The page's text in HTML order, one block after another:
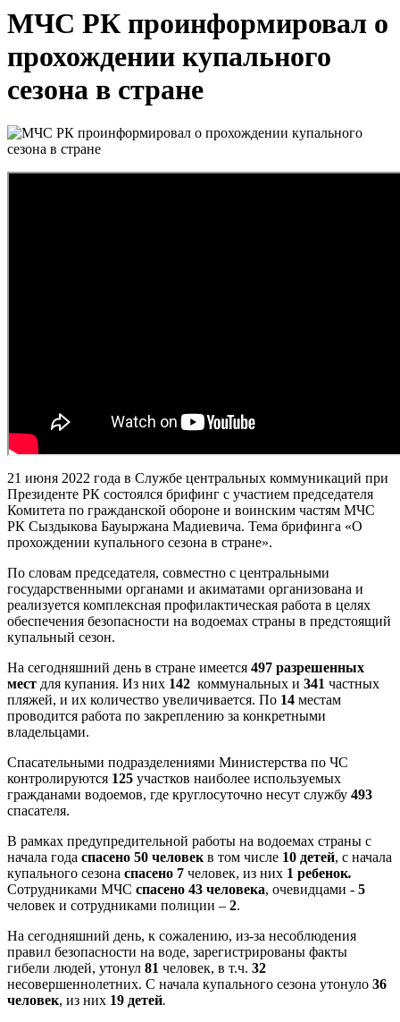
МЧС РК проинформировал о
прохождении купального
сезона в стране
21 июня 2022 года в Службе центральных коммуникаций при
Президенте РК состоялся брифинг с участием председателя
Комитета по гражданской обороне и воинским частям МЧС
РК Сыздыкова Бауыржана Мадиевича. Тема брифинга «О
прохождении купального сезона в стране».
По словам председателя, совместно с центральными
государственными органами и акиматами организована и
реализуется комплексная профилактическая работа в целях
обеспечения безопасности на водоемах страны в предстоящий
купальный сезон.
На сегодняшний день в стране имеется 497 разрешенных
мест для купания. Из них 142 коммунальных и 341 частных
пляжей, и их количество увеличивается. По 14 местам
проводится работа по закреплению за конкретными
владельцами.
Спасательными подразделениями Министерства по ЧС
контролируются 125 участков наиболее используемых
гражданами водоемов, где круглосуточно несут службу 493
спасателя.
В рамках предупредительной работы на водоемах страны с
начала года спасено 50 человекв том числе 10 детей, с начала
купального сезона спасено 7 человек, из них 1 ребенок.
Сотрудниками МЧС спасено 43 человека, очевидцами - 5
человек и сотрудниками полиции – 2.
На сегодняшний день, к сожалению, из-за несоблюдения
правил безопасности на воде, зарегистрированы факты
гибели людей, утонул 81 человек, в т.ч. 32
несовершеннолетних. С начала купального сезона утонуло 36
человек, из них 19 детей.